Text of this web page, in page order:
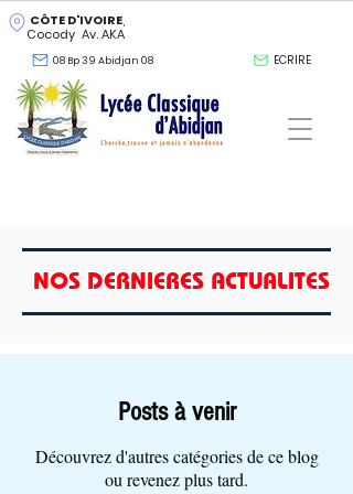
CÔTE D'IVOIRE
Cocody Av. AKA
08 Bp 39 Abidjan 08 ECRIRE
NOS DERNIERES ACTUALITES
Posts à venir
Découvrez d'autres catégories de ce blog
ou revenez plus tard.